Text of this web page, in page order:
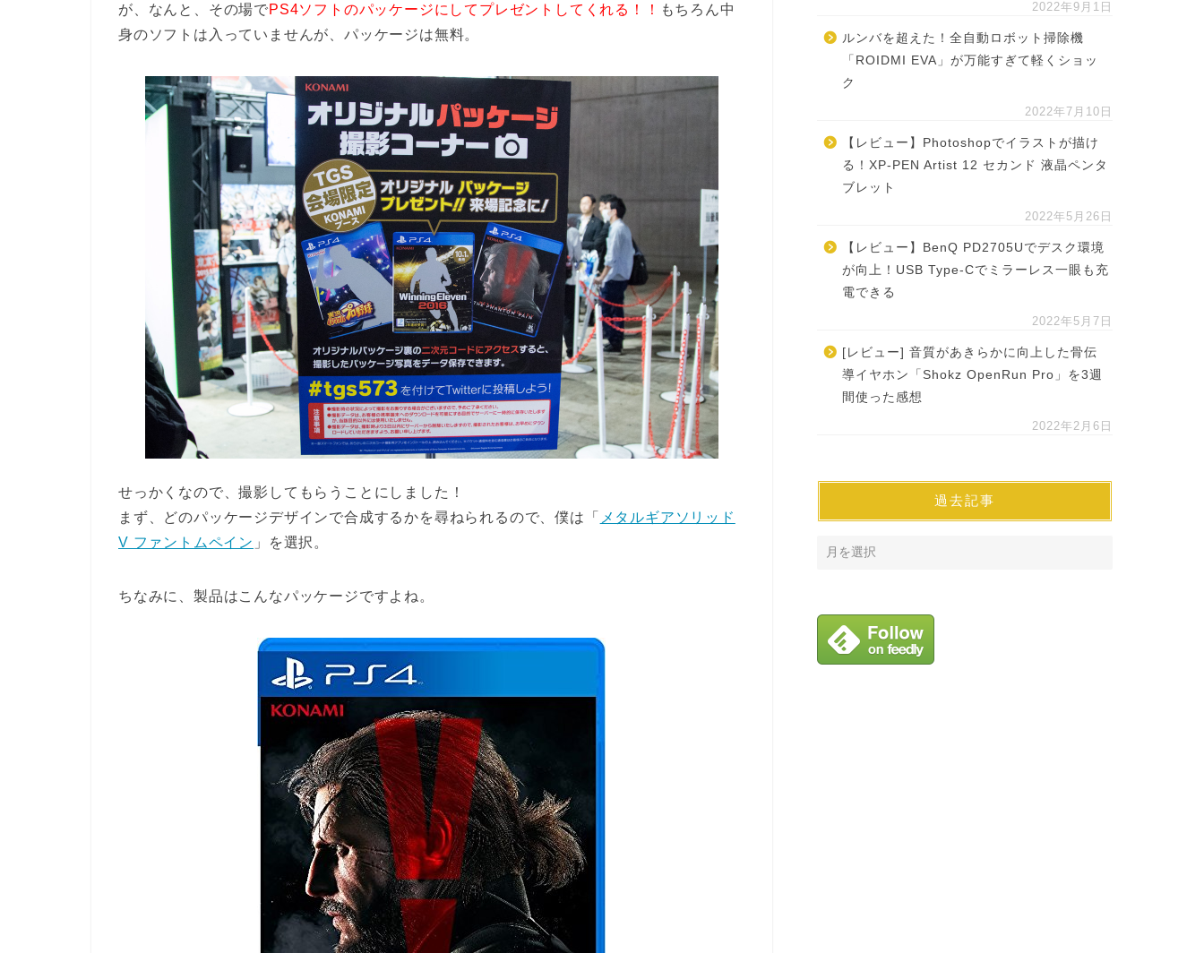
が、なんと、その場でPS4ソフトのパッケージにしてプレゼントしてくれる！！
もちろん中
身のソフトは入っていませんが、パッケージは無料。
せっかくなので、撮影してもらうことにしました！
まず、どのパッケージデザインで合成するかを尋ねられるので、僕は「
メタルギアソリッド
V ファントムペイン 」を選択。
ちなみに、製品はこんなパッケージですよね。
2022年9月1日
ルンバを超えた！全自動ロボット掃除機
「ROIDMI EVA」が万能すぎて軽くショッ
ク
2022年7月10日
【レビュー】Photoshopでイラストが描け
る！XP-PEN Artist 12 セカンド 液晶ペンタ
ブレット
2022年5月26日
【レビュー】BenQ PD2705Uでデスク環境
が向上！USB Type-Cでミラーレス一眼も充
電できる
2022年5月7日
[レビュー] 音質があきらかに向上した骨伝
導イヤホン「Shokz OpenRun Pro」を3週
間使った感想
2022年2月6日
過去記事